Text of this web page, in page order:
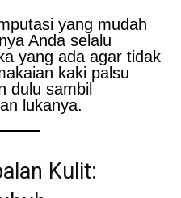
yang mudah
Anda selalu
yang ada agar tidak
kaki palsu
dulu sambil
lukanya.
Kulit: